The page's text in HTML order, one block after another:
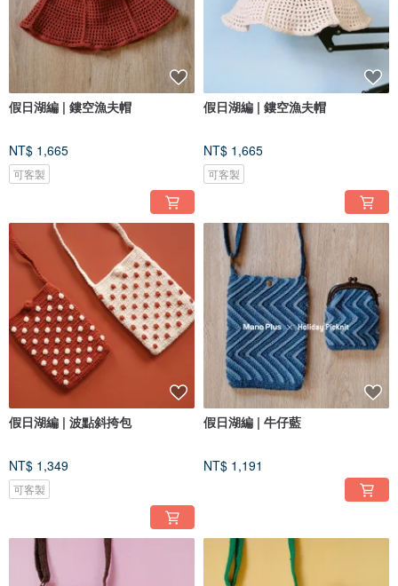
假日湖編 | 鏤空漁夫帽
NT$ 1,665
可客製
假日湖編 | 鏤空漁夫帽
NT$ 1,665
可客製
假日湖編 | 波點斜挎包
NT$ 1,349
可客製
假日湖編 | 牛仔藍
NT$ 1,191